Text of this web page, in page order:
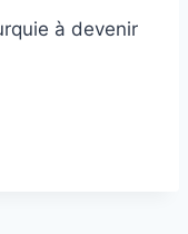
à devenir